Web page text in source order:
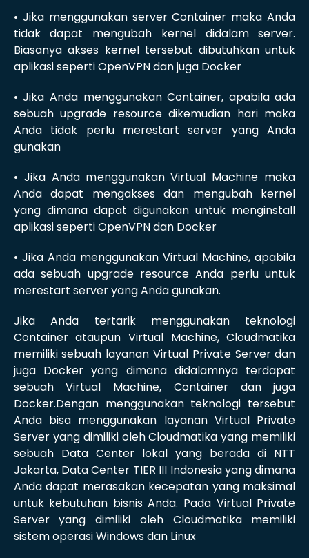
• Jika menggunakan server Container maka Anda
tidak dapat mengubah kernel didalam server.
Biasanya akses kernel tersebut dibutuhkan untuk
aplikasi seperti OpenVPN dan juga Docker
• Jika Anda menggunakan Container, apabila ada
sebuah upgrade resource dikemudian hari maka
Anda tidak perlu merestart server yang Anda
gunakan
• Jika Anda menggunakan Virtual Machine maka
Anda dapat mengakses dan mengubah kernel
yang dimana dapat digunakan untuk menginstall
aplikasi seperti OpenVPN dan Docker
• Jika Anda menggunakan Virtual Machine, apabila
ada sebuah upgrade resource Anda perlu untuk
merestart server yang Anda gunakan.
Jika Anda tertarik menggunakan teknologi
Container ataupun Virtual Machine, Cloudmatika
memiliki sebuah layanan Virtual Private Server dan
juga Docker yang dimana didalamnya terdapat
sebuah Virtual Machine, Container dan juga
Docker.Dengan menggunakan teknologi tersebut
Anda bisa menggunakan layanan Virtual Private
Server yang dimiliki oleh Cloudmatika yang memiliki
sebuah Data Center lokal yang berada di NTT
Jakarta, Data Center TIER III Indonesia yang dimana
Anda dapat merasakan kecepatan yang maksimal
untuk kebutuhan bisnis Anda. Pada Virtual Private
Server yang dimiliki oleh Cloudmatika memiliki
sistem operasi Windows dan Linux